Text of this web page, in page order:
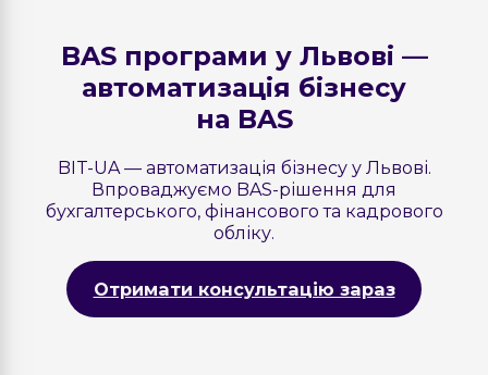
BAS програми у Львові —
автоматизація бізнесу
на BAS
BIT-UA — автоматизація бізнесу у Львові.
Впроваджуємо BAS-рішення для
бухгалтерського, фінансового та кадрового
обліку.
Отримати консультацію зараз